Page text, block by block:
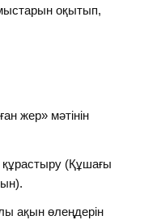
оқытып,
жер» мәтінін
құрастыру (Құшағы
ақын өлеңдерін